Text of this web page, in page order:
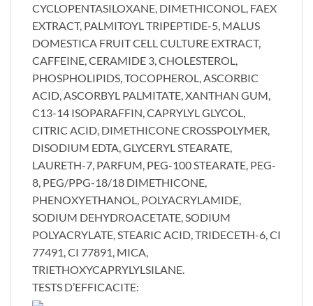
CYCLOPENTASILOXANE, DIMETHICONOL, FAEX
EXTRACT, PALMITOYL TRIPEPTIDE-5, MALUS
DOMESTICA FRUIT CELL CULTURE EXTRACT,
CAFFEINE, CERAMIDE 3, CHOLESTEROL,
PHOSPHOLIPIDS, TOCOPHEROL, ASCORBIC
ACID, ASCORBYL PALMITATE, XANTHAN GUM,
C13-14 ISOPARAFFIN, CAPRYLYL GLYCOL,
CITRIC ACID, DIMETHICONE CROSSPOLYMER,
DISODIUM EDTA, GLYCERYL STEARATE,
LAURETH-7, PARFUM, PEG-100 STEARATE, PEG-
8, PEG/PPG-18/18 DIMETHICONE,
PHENOXYETHANOL, POLYACRYLAMIDE,
SODIUM DEHYDROACETATE, SODIUM
POLYACRYLATE, STEARIC ACID, TRIDECETH-6, CI
77491, CI 77891, MICA,
TRIETHOXYCAPRYLYLSILANE.
TESTS D’EFFICACITE: